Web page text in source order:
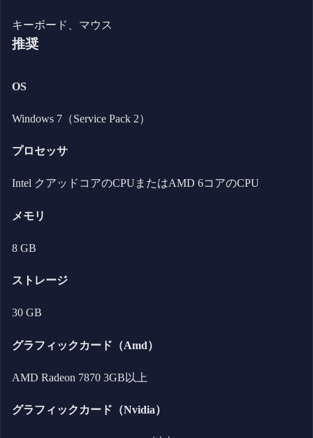
キーボード、マウス
推奨
OS
Windows 7（Service Pack 2）
プロセッサ
Intel クアッドコアのCPUまたはAMD 6コアのCPU
メモリ
8 GB
ストレージ
30 GB
グラフィックカード（Amd）
AMD Radeon 7870 3GB以上
グラフィックカード（Nvidia）